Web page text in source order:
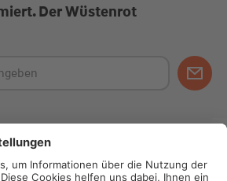
Der Wüstenrot